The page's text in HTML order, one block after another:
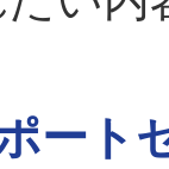
ート